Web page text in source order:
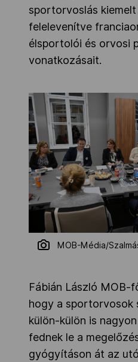
sportorvoslás
felelevenítve
élsportolói és orvosi
vonatkozásait.
MOB-Média/
Fábián László MOB-
hogy a sportorvosok
külön-külön is
fednek le a
gyógyításon át az